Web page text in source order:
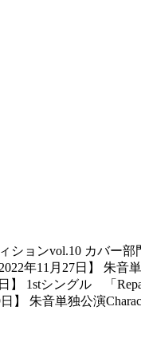
ションvol.10 カバ
年11月27日】 朱音
】 1stシングル 「
朱音単独公演